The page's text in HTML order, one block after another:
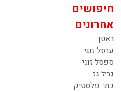
חיפושים
אחרונים
ראטן
ערסל זוגי
ספסל זוגי
גריל גז
כתר פלסטיק